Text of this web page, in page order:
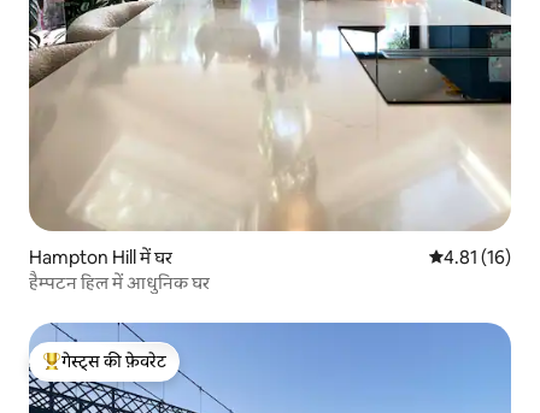
Hampton Hill में घर औसत रेटिंग 5 में
4.81 (16)
हैम्पटन हिल में आधुनिक घर
गेस्ट्स का टॉप फ़ेवरेट
गेस्ट्स की फ़ेवरेट